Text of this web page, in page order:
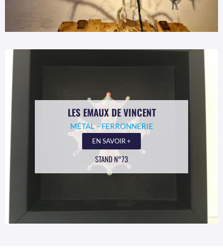
LES EMAUX DE VINCENT
MÉTAL – FERRONNERIE
EN SAVOIR +
STAND N°73